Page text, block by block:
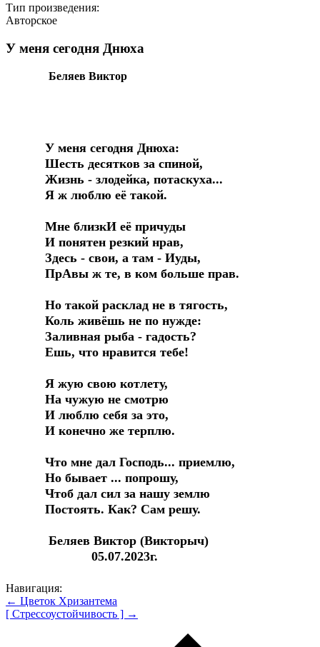
Тип произведения:
Авторское
У меня сегодня Днюха
Беляев Виктор
У меня сегодня Днюха:
Шесть десятков за спиной,
Жизнь - злодейка, потаскуха...
Я ж люблю её такой.
Мне близкИ её причуды
И понятен резкий нрав,
Здесь - свои, а там - Иуды,
ПрАвы ж те, в ком больше прав.
Но такой расклад не в тягость,
Коль живёшь не по нужде:
Заливная рыба - гадость?
Ешь, что нравится тебе!
Я жую свою котлету,
На чужую не смотрю
И люблю себя за это,
И конечно же терплю.
Что мне дал Господь... приемлю,
Но бывает ... попрошу,
Чтоб дал сил за нашу землю
Постоять. Как? Сам решу.
Беляев Виктор (Викторыч)
05.07.2023г.
Навигация:
← Цветок Хризантема
[ Стрессоустойчивость ] →